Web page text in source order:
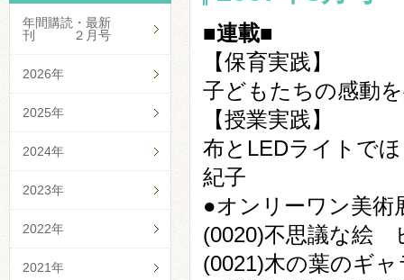
■連載■
【保育実践】
子どもたちの感動
【授業実践】
布とLEDライトで
紀子
●オンリーワン美術
(0020)不思議な絵
(0021)木の葉のギ
年間購読・最新
刊 ２月号
2026年
2025年
2024年
2023年
2022年
2021年